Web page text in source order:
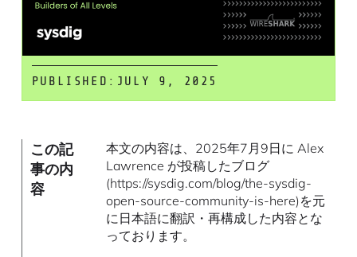
PUBLISHED: JULY 9, 2025
この記
事の内
容
本文の内容は、2025年7月9日に Alex
Lawrence が投稿したブログ
(https://sysdig.com/blog/the-sysdig-
open-source-community-is-here)を元
に日本語に翻訳・再構成した内容とな
っております。